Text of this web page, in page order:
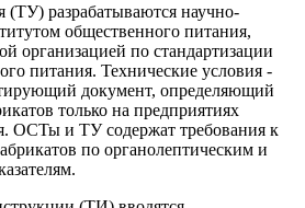
(ТУ) разрабатываются научно-
общественного питания,
организацией по стандартизации
питания. Технические условия -
документ, определяющий
только на предприятиях
ОСТы и ТУ содержат требования к
по органолептическим и